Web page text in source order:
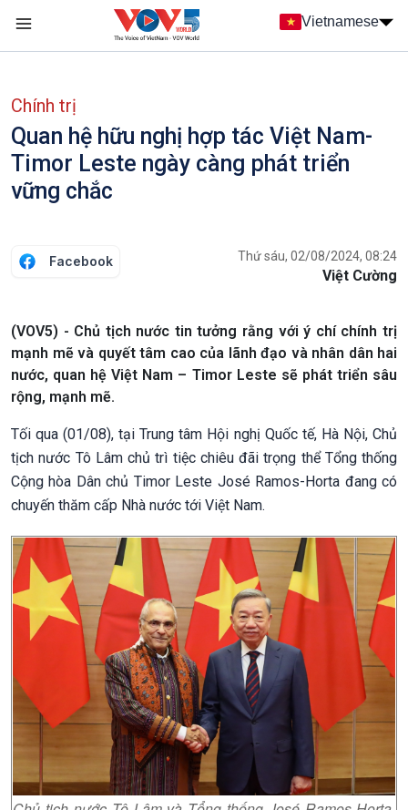
Nhảy đến nội dung
Vietnamese
Chính trị
Quan hệ hữu nghị hợp tác Việt Nam-
Timor Leste ngày càng phát triển
vững chắc
Facebook Thứ sáu, 02/08/2024, 08:24
Việt Cường
(VOV5) - Chủ tịch nước tin tưởng rằng với ý chí chính trị
mạnh mẽ và quyết tâm cao của lãnh đạo và nhân dân hai
nước, quan hệ Việt Nam – Timor Leste sẽ phát triển sâu
rộng, mạnh mẽ.
Tối qua (01/08), tại Trung tâm Hội nghị Quốc tế, Hà Nội, Chủ
tịch nước Tô Lâm chủ trì tiệc chiêu đãi trọng thể Tổng thống
Cộng hòa Dân chủ Timor Leste José Ramos-Horta đang có
chuyến thăm cấp Nhà nước tới Việt Nam.